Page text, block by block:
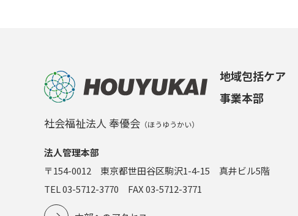
地域包括ケア
事業本部
社会福祉法人 奉優会 （ほうゆうかい）
法人管理本部
〒154-0012 東京都世田谷区駒沢1-4-15 真井ビル5階
TEL 03-5712-3770 FAX 03-5712-3771